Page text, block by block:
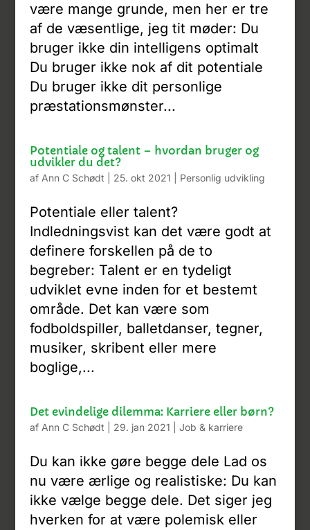
være mange grunde, men her er tre
af de væsentlige, jeg tit møder: Du
bruger ikke din intelligens optimalt
Du bruger ikke nok af dit potentiale
Du bruger ikke dit personlige
præstationsmønster...
Potentiale og talent – hvordan bruger og
udvikler du det?
af Ann C Schødt 25. okt 2021 Personlig udvikling
Potentiale eller talent?
Indledningsvist kan det være godt at
definere forskellen på de to
begreber: Talent er en tydeligt
udviklet evne inden for et bestemt
område. Det kan være som
fodboldspiller, balletdanser, tegner,
musiker, skribent eller mere
boglige,...
Det evindelige dilemma: Karriere eller børn?
af Ann C Schødt 29. jan 2021 Job & karriere
Du kan ikke gøre begge dele Lad os
nu være ærlige og realistiske: Du kan
ikke vælge begge dele. Det siger jeg
hverken for at være polemisk eller